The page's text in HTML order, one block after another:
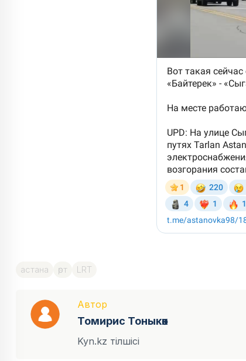
астана өрт LRT
Автор
Томирис Тоныкөк
Kyn.kz тілшісі